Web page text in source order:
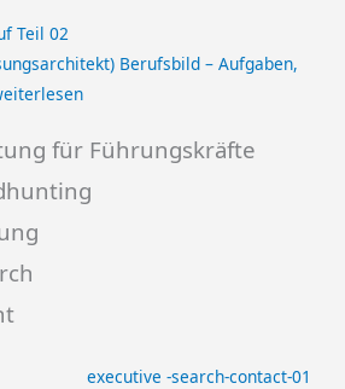
Berufsbild – Aufgaben,
für Führungskräfte